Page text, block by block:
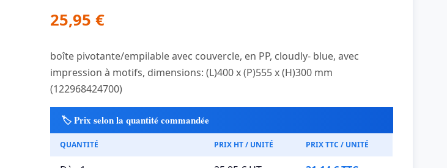
25,95€
boîte pivotante/empilable avec couvercle, en PP, cloudly- blue, avec
impression à motifs, dimensions: (L)400 x (P)555 x (H)300 mm
(122968424700)
🏷️ Prix selon la quantité commandée
QUANTITÉ PRIX HT / UNITÉ PRIX TTC / UNITÉ